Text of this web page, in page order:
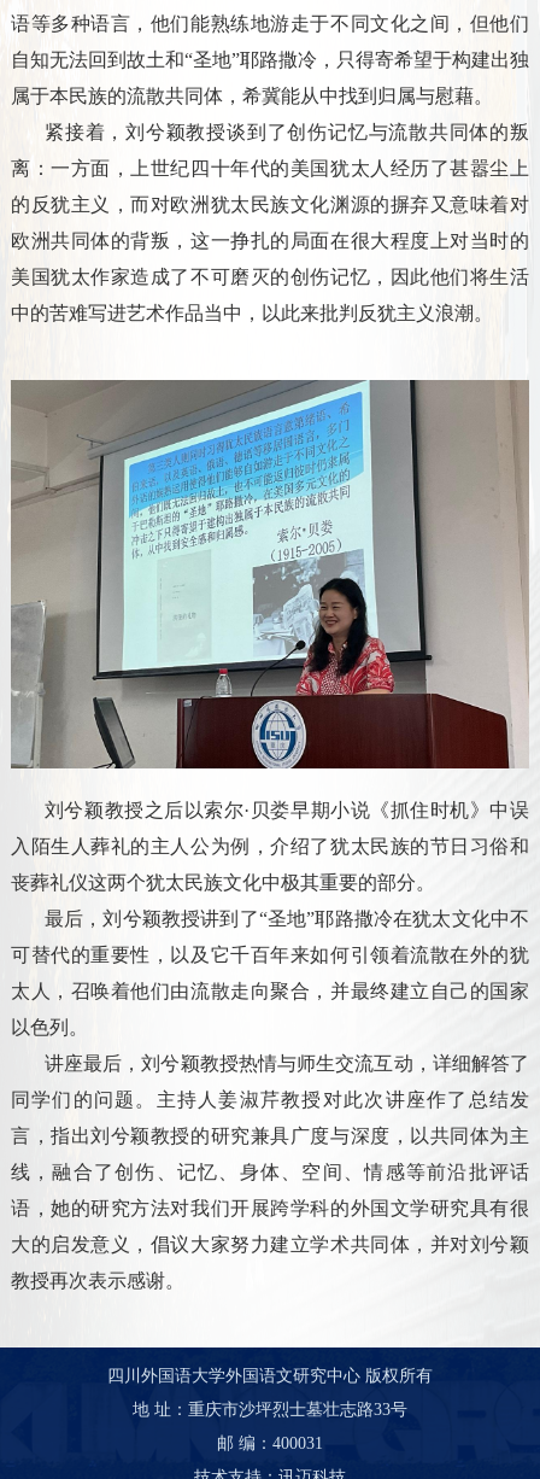
语等多种语言，他们能熟练地游走于不同文化之间，但他们
自知无法回到故土和“圣地”耶路撒冷，只得寄希望于构建出独
属于本民族的流散共同体，希冀能从中找到归属与慰藉。
紧接着，刘兮颖教授谈到了创伤记忆与流散共同体的叛
离：一方面，上世纪四十年代的美国犹太人经历了甚嚣尘上
的反犹主义，而对欧洲犹太民族文化渊源的摒弃又意味着对
欧洲共同体的背叛，这一挣扎的局面在很大程度上对当时的
美国犹太作家造成了不可磨灭的创伤记忆，因此他们将生活
中的苦难写进艺术作品当中，以此来批判反犹主义浪潮。
刘兮颖教授之后以索尔·贝娄早期小说《抓住时机》中误
入陌生人葬礼的主人公为例，介绍了犹太民族的节日习俗和
丧葬礼仪这两个犹太民族文化中极其重要的部分。
最后，刘兮颖教授讲到了“圣地”耶路撒冷在犹太文化中不
可替代的重要性，以及它千百年来如何引领着流散在外的犹
太人，召唤着他们由流散走向聚合，并最终建立自己的国家
以色列。
讲座最后，刘兮颖教授热情与师生交流互动，详细解答了
同学们的问题。主持人姜淑芹教授对此次讲座作了总结发
言，指出刘兮颖教授的研究兼具广度与深度，以共同体为主
线，融合了创伤、记忆、身体、空间、情感等前沿批评话
语，她的研究方法对我们开展跨学科的外国文学研究具有很
大的启发意义，倡议大家努力建立学术共同体，并对刘兮颖
教授再次表示感谢。
四川外国语大学外国语文研究中心 版权所有
地 址：重庆市沙坪烈士墓壮志路33号
邮 编：400031